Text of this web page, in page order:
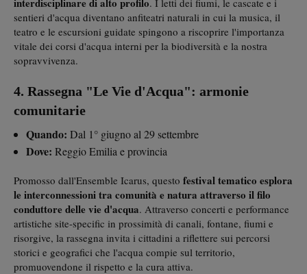
sentieri d'acqua diventano anfiteatri naturali in cui la musica, il
teatro e le escursioni guidate spingono a riscoprire l'importanza
vitale dei corsi d'acqua interni per la biodiversità e la nostra
sopravvivenza.
4. Rassegna "Le Vie d'Acqua": armonie
comunitarie
Quando: Dal 1° giugno al 29 settembre
Dove: Reggio Emilia e provincia
Promosso dall'Ensemble Icarus, questo festival tematico esplora
le interconnessioni tra comunità e natura attraverso il filo
conduttore delle vie d'acqua. Attraverso concerti e performance
artistiche site-specific in prossimità di canali, fontane, fiumi e
risorgive, la rassegna invita i cittadini a riflettere sui percorsi
storici e geografici che l'acqua compie sul territorio,
promuovendone il rispetto e la cura attiva.